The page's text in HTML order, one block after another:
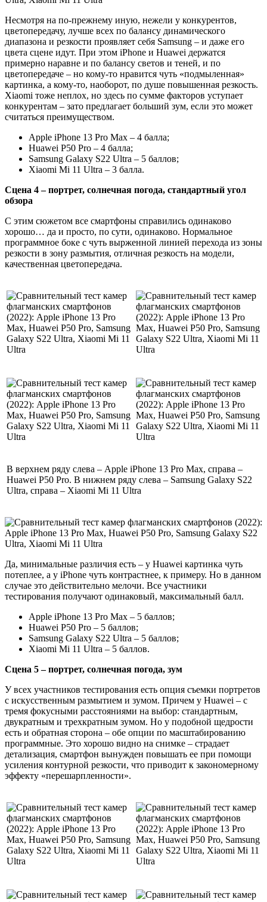
Несмотря на по-прежнему иную, нежели у конкурентов,
цветопередачу, лучше всех по балансу динамического
диапазона и резкости проявляет себя Samsung – и даже его
цвета сцене идут. При этом iPhone и Huawei держатся
примерно наравне и по балансу светов и теней, и по
цветопередаче – но кому-то нравится чуть «подмыленная»
картинка, а кому-то, наоборот, по душе повышенная резкость.
Xiaomi тоже неплох, но здесь по сумме факторов уступает
конкурентам – зато предлагает больший зум, если это может
считаться преимуществом.
Apple iPhone 13 Pro Max – 4 балла;
Huawei P50 Pro – 4 балла;
Samsung Galaxy S22 Ultra – 5 баллов;
Xiaomi Mi 11 Ultra – 3 балла.
Сцена 4 – портрет, солнечная погода, стандартный угол
обзора
С этим сюжетом все смартфоны справились одинаково
хорошо… да и просто, по сути, одинаково. Нормальное
программное боке с чуть вырженной линией перехода из зоны
резкости в зону размытия, отличная резкость на модели,
качественная цветопередача.
В верхнем ряду слева – Apple iPhone 13 Pro Max, справа –
Huawei P50 Pro. В нижнем ряду слева – Samsung Galaxy S22
Ultra, справа – Xiaomi Mi 11 Ultra
Да, минимальные различия есть – у Huawei картинка чуть
потеплее, а у iPhone чуть контрастнее, к примеру. Но в данном
случае это действительно мелочи. Все участники
тестирования получают одинаковый, максимальный балл.
Apple iPhone 13 Pro Max – 5 баллов;
Huawei P50 Pro – 5 баллов;
Samsung Galaxy S22 Ultra – 5 баллов;
Xiaomi Mi 11 Ultra – 5 баллов.
Сцена 5 – портрет, солнечная погода, зум
У всех участников тестирования есть опция съемки портретов
с искусственным размытием и зумом. Причем у Huawei – с
тремя фокусными расстояниями на выбор: стандартным,
двукратным и трехкратным зумом. Но у подобной щедрости
есть и обратная сторона – обе опции по масштабированию
программные. Это хорошо видно на снимке – страдает
детализация, смартфон вынужден повышать ее при помощи
усиления контурной резкости, что приводит к закономерному
эффекту «перешарпленности».